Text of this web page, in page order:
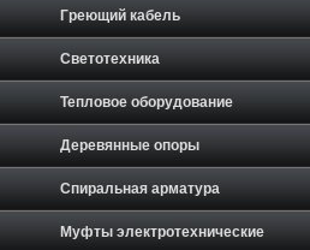
Греющий кабель
Светотехника
Тепловое оборудование
Деревянные опоры
Спиральная арматура
Муфты электротехнические